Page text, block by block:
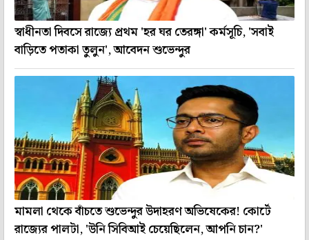
স্বাধীনতা দিবসে রাজ্যে প্রথম 'হর ঘর তেরঙ্গা' কর্মসূচি, 'সবাই
বাড়িতে পতাকা তুলুন', আবেদন শুভেন্দুর
মামলা থেকে বাঁচতে শুভেন্দুর উদাহরণ অভিষেকের! কোর্টে
রাজ্যের পালটা, 'উনি সিবিআই চেয়েছিলেন, আপনি চান?'